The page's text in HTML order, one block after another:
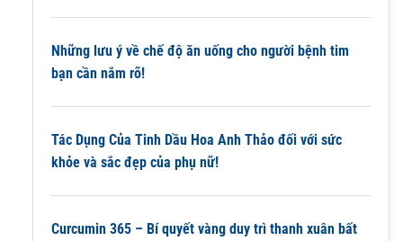
Những lưu ý về chế độ ăn uống cho người bệnh tim
bạn cần nắm rõ!
Tác Dụng Của Tinh Dầu Hoa Anh Thảo đối với sức
khỏe và sắc đẹp của phụ nữ!
Curcumin 365 – Bí quyết vàng duy trì thanh xuân bất